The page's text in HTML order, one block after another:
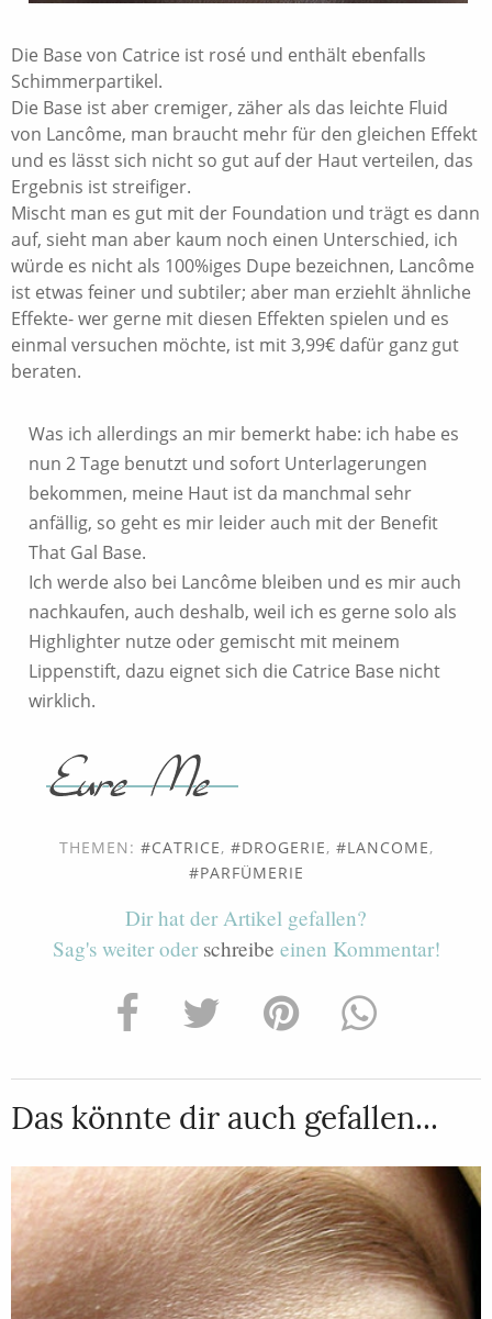
Die Base von Catrice ist rosé und enthält ebenfalls
Schimmerpartikel.
Die Base ist aber cremiger, zäher als das leichte Fluid
von Lancôme, man braucht mehr für den gleichen Effekt
und es lässt sich nicht so gut auf der Haut verteilen, das
Ergebnis ist streifiger.
Mischt man es gut mit der Foundation und trägt es dann
auf, sieht man aber kaum noch einen Unterschied, ich
würde es nicht als 100%iges Dupe bezeichnen, Lancôme
ist etwas feiner und subtiler; aber man erziehlt ähnliche
Effekte- wer gerne mit diesen Effekten spielen und es
einmal versuchen möchte, ist mit 3,99€ dafür ganz gut
beraten.
Was ich allerdings an mir bemerkt habe: ich habe es
nun 2 Tage benutzt und sofort Unterlagerungen
bekommen, meine Haut ist da manchmal sehr
anfällig, so geht es mir leider auch mit der Benefit
That Gal Base.
Ich werde also bei Lancôme bleiben und es mir auch
nachkaufen, auch deshalb, weil ich es gerne solo als
Highlighter nutze oder gemischt mit meinem
Lippenstift, dazu eignet sich die Catrice Base nicht
wirklich.
THEMEN: CATRICE, DROGERIE, LANCOME,
PARFÜMERIE
Dir hat der Artikel gefallen?
Sag's weiter oder schreibe einen Kommentar!
Das könnte dir auch gefallen...